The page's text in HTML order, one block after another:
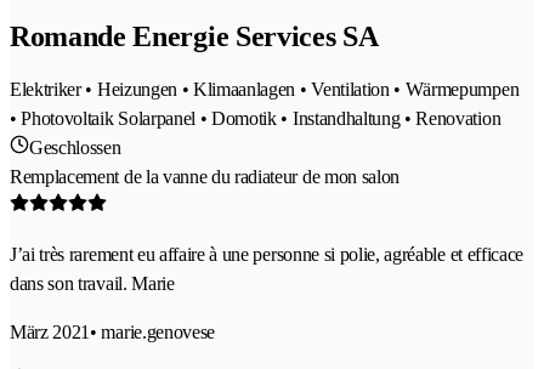
Romande Energie Services SA
Elektriker • Heizungen • Klimaanlagen • Ventilation • Wärmepumpen
• Photovoltaik Solarpanel • Domotik • Instandhaltung • Renovation
Geschlossen
Remplacement de la vanne du radiateur de mon salon
J’ai très rarement eu affaire à une personne si polie, agréable et efficace
dans son travail. Marie
März 2021 • marie.genovese